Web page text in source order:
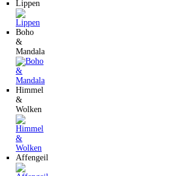
Lippen
Boho
&
Mandala
Himmel
&
Wolken
Affengeil